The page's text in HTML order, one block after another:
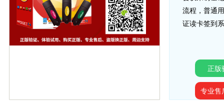
流程，普通
证读卡签到
正版
专业售